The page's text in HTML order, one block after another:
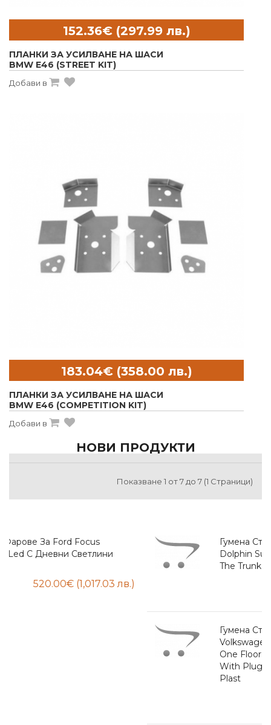
ПЛАНКИ ЗА УСИЛВАНЕ НА ШАСИ
BMW E46 (STREET KIT)
Добави в
ПЛАНКИ ЗА УСИЛВАНЕ НА ШАСИ
BMW E46 (COMPETITION KIT)
Добави в
Показване 1 от 7 до 7 (1 Страници)
НОВИ ПРОДУКТИ
Гумена Стелка За Багажник За BYD
Dolphin Surf (2025+) With One Floor Of
The Trunk - Rezaw Plast
Гумена Стелка За Багажник За
Volkswagen Multivan T7 (2021+), L1, With
One Floor Of The Trunk, 7 Passenger,
With Plug-In Hybrid (PHEV) - Rezaw